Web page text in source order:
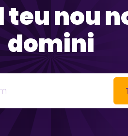
teu nou
domini